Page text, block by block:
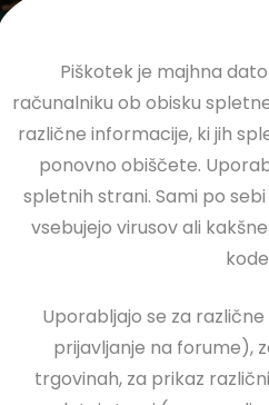
Piškotek je majhna
računalniku ob obisku
različne informacije, ki jih
ponovno obiščete.
spletnih strani. Sami po
vsebujejo virusov ali
Uporabljajo se za
prijavljanje na forume),
trgovinah, za prikaz